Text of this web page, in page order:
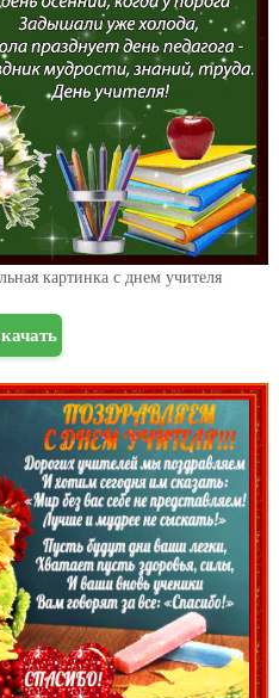
картинка с днем учителя